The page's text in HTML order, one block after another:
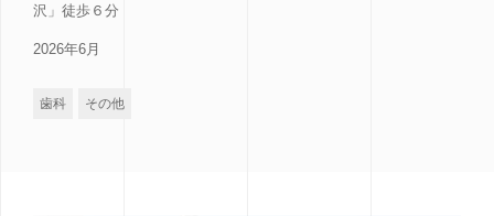
沢」徒歩６分
2026年6月
歯科 その他